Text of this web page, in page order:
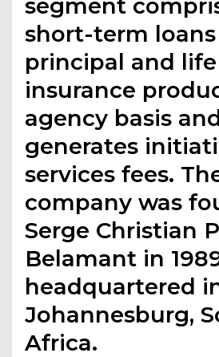
short-term loans
principal and life
insurance
agency basis
generates
services fees.
company was
Serge Christian
Belamant in
headquartered
Johannesburg,
Africa.